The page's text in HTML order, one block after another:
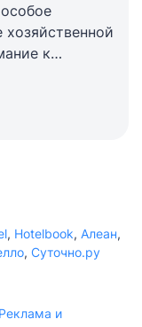
к
в общем
, Hotelbook, Алеан,
, Суточно.ру
Реклама и